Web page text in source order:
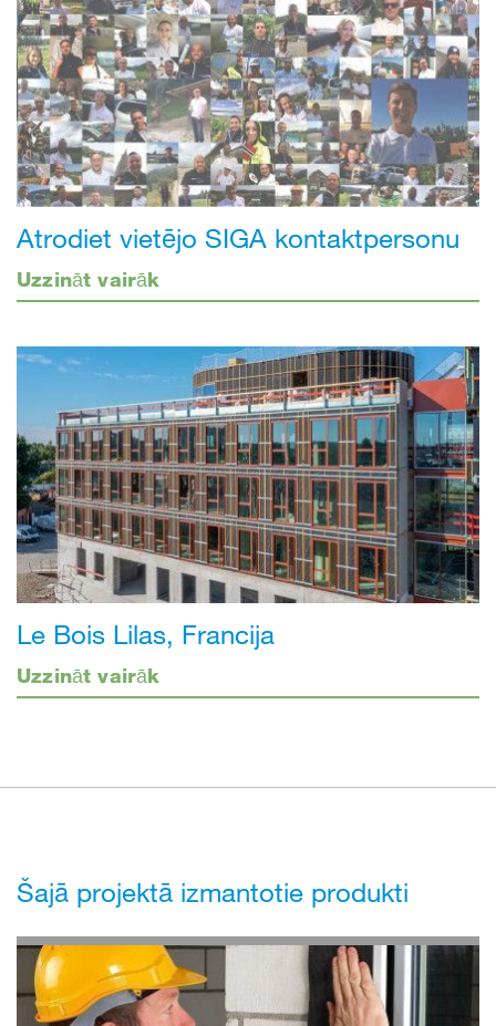
Atrodiet vietējo SIGA kontaktpersonu
Uzzināt vairāk
Le Bois Lilas, Francija
Uzzināt vairāk
Šajā projektā izmantotie produkti